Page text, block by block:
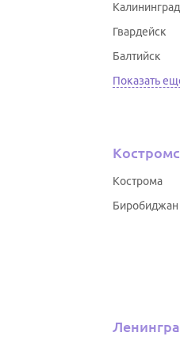
Калининград
Гвардейск
Балтийск
Показать
Кострома
Биробиджан